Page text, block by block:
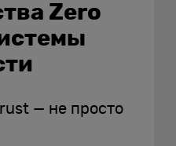
Zero
— не просто